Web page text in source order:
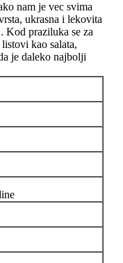
nam je vec svima
ukrasna i lekovita
Kod praziluka se za
kao salata,
je daleko najbolji